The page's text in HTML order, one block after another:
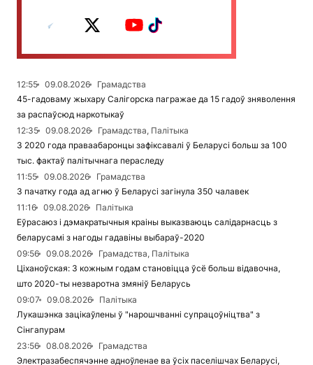
12:55 09.08.2026
Грамадства
45-гадоваму жыхару Салігорска пагражае да 15 гадоў зняволення
за распаўсюд наркотыкаў
12:35
09.08.2026
Грамадства, Палітыка
З 2020 года праваабаронцы зафіксавалі ў Беларусі больш за 100
тыс. фактаў палітычнага пераследу
11:55
09.08.2026
Грамадства
З пачатку года ад агню ў Беларусі загінула 350 чалавек
11:16
09.08.2026
Палітыка
Еўрасаюз і дэмакратычныя краіны выказваюць салідарнасць з
беларусамі з нагоды гадавіны выбараў-2020
09:56
09.08.2026
Грамадства, Палітыка
Ціханоўская: З кожным годам становіцца ўсё больш відавочна,
што 2020-ты незваротна змяніў Беларусь
09:07
09.08.2026
Палітыка
Лукашэнка зацікаўлены ў "нарошчванні супрацоўніцтва" з
Сінгапурам
23:56
08.08.2026
Грамадства
Электразабеспячэнне адноўленае ва ўсіх паселішчах Беларусі,